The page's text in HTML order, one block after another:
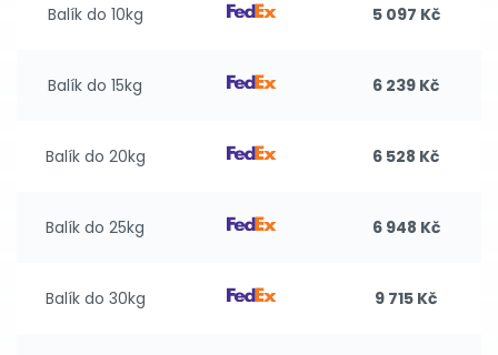
Balík do 10kg 5 097 Kč
Balík do 15kg 6 239 Kč
Balík do 20kg 6 528 Kč
Balík do 25kg 6 948 Kč
Balík do 30kg 9 715 Kč